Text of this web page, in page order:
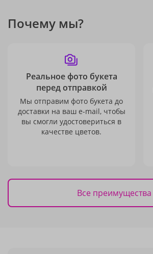
Почему мы?
Реальное фото букета
перед отправкой
Мы отправим фото букета до
доставки на ваш e-mail, чтобы
вы смогли удостовериться в
качестве цветов.
Все преимущества